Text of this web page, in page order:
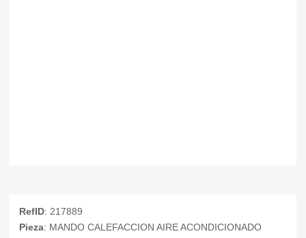
RefID: 217889
Pieza: MANDO CALEFACCION AIRE ACONDICIONADO